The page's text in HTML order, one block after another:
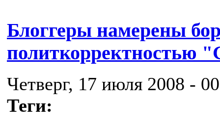
Блоггеры намерены
политкорректностью
Четверг, 17 июля 2008 -
Теги: